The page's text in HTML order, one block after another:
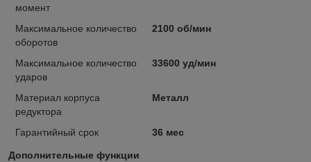
момент
Максимальное количество
оборотов
2100 об/мин
Максимальное количество
ударов
33600 уд/мин
Материал корпуса
редуктора
Металл
Гарантийный срок 36 мес
Дополнительные функции